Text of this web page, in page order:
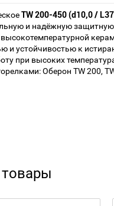
TW 200-450 (d10,0 /
и надёжную
высокотемпературной
и устойчивостью к
при высоких
Оберон TW 200,